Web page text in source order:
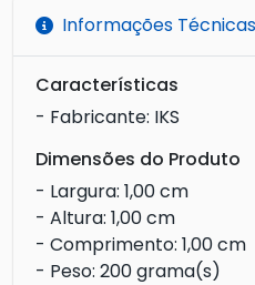
Informações Técnicas
Características
- Fabricante: IKS
Dimensões do Produto
- Largura: 1,00 cm
- Altura: 1,00 cm
- Comprimento: 1,00 cm
- Peso: 200 grama(s)